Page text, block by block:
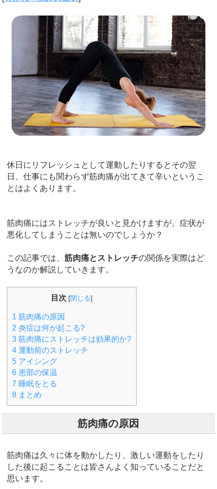
休日にリフレッシュとして運動したりするとその翌
日、仕事にも関わらず筋肉痛が出てきて辛いというこ
とはよくあります。
筋肉痛にはストレッチが良いと見かけますが、症状が
悪化してしまうことは無いのでしょうか？
この記事では、筋肉痛とストレッチの関係を実際はど
うなのか解説していきます。
目次 [閉じる]
1 筋肉痛の原因
2 炎症は何が起こる?
3 筋肉痛にストレッチは効果的か?
4 運動前のストレッチ
5 アイシング
6 患部の保温
7 睡眠をとる
8 まとめ
筋肉痛の原因
筋肉痛は久々に体を動かしたり、激しい運動をしたり
した後に起こることは皆さんよく知っていることだと
思います。